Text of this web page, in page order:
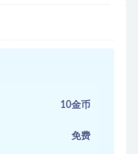
10金币
免费